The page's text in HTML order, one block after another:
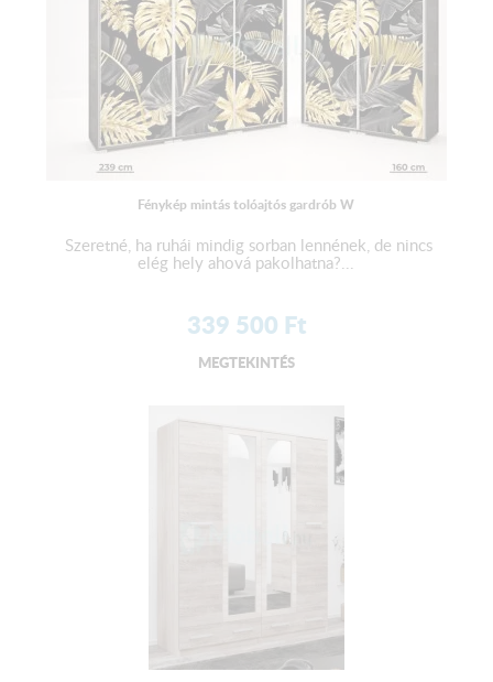
Fénykép mintás tolóajtós gardrób W
Szeretné, ha ruhái mindig sorban lennének, de nincs
elég hely ahová pakolhatna?...
339 500 Ft
MEGTEKINTÉS